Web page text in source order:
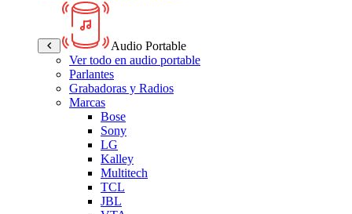
Audio Portable
Ver todo en audio portable
Parlantes
Grabadoras y Radios
Marcas
Bose
Sony
LG
Kalley
Multitech
TCL
JBL